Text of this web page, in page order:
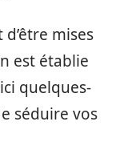
mises
est établie
quelques-
séduire vos